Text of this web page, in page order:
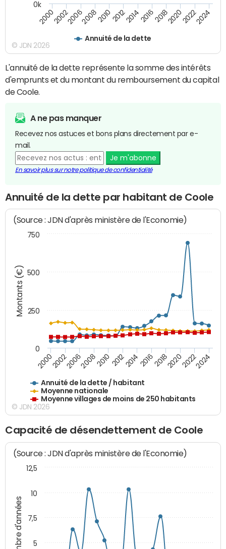
Annuité de la dette
200020022006200820102012201420162018202020222024
0k
© JDN 2026
L'annuité de la dette représente la somme des intérêts
d'emprunts et du montant du remboursement du capital
de Coole.
A ne pas manquer
Recevez nos astuces et bons plans directement par e-
mail.
Je m'abonne
En savoir plus sur notre politique de confidentialité
Annuité de la dette par habitant de Coole
Montants (€)
(Source : JDN d'après ministère de l'Economie)
Annuité de la dette / habitant
Moyenne nationale
Moyenne villages de moins de 250 habitants
20002002200620082010 2012201420162018202020222024
0
250
500
750
© JDN 2026
Capacité de désendettement de Coole
Nombre d'années
(Source : JDN d'après ministère de l'Economie)
5
7,5
10
12,5